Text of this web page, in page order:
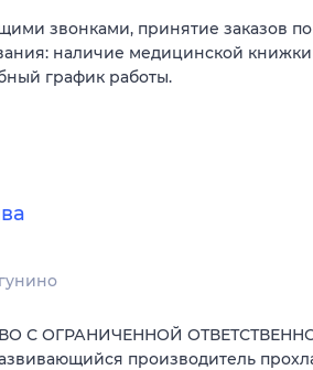
звонками, принятие заказов по
наличие медицинской
график работы.
С ОГРАНИЧЕННОЙ
производитель